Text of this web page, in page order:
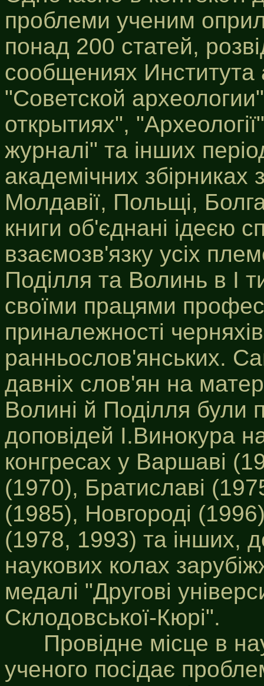
проблеми ученим
понад 200 статей,
сообщениях
"Советской
открытиях",
журналі" та інших
академічних збірниках
Молдавії, Польщі,
книги об'єднані ідеєю
взаємозв'язку усіх
Поділля та Волинь в І
своїми працями
приналежності
ранньослов'янських.
давніх слов'ян на
Волині й Поділля були
доповідей І.Винокура
конгресах у Варшаві
(1970), Братиславі
(1985), Новгороді
(1978, 1993) та інших,
наукових колах
медалі "Другові
Склодовської-Кюрі".
Провідне місце в
ученого посідає